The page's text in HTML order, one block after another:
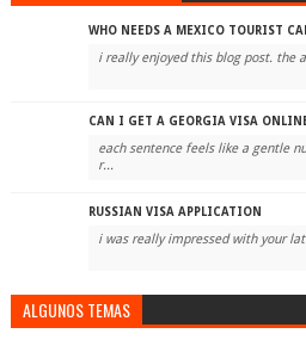
WHO NEEDS A MEXICO TOURIST
i really enjoyed this blog post. the
CAN I GET A GEORGIA VISA
each sentence feels like a gentle
r...
RUSSIAN VISA APPLICATION
i was really impressed with your
ALGUNOS TEMAS